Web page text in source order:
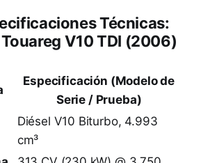
Técnicas:
V10 TDI (2006)
Especificación (Modelo de
Serie / Prueba)
Diésel V10 Biturbo, 4.993
cm³